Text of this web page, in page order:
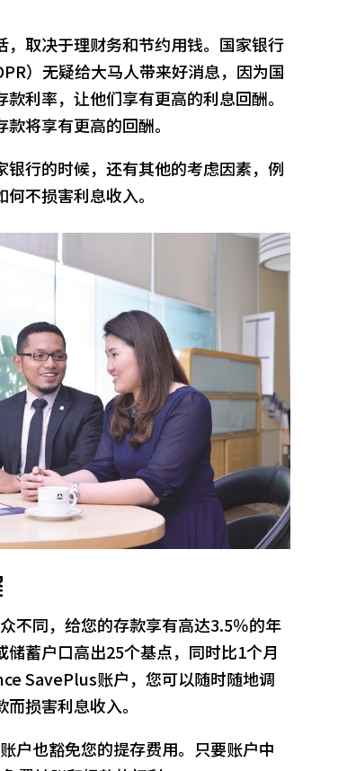
，取决于理财务和节约用钱。国家银行
）无疑给大马人带来好消息，因为国
利率，让他们享有更高的利息回酬。
将享有更高的回酬。
银行的时候，还有其他的考虑因素，例
不损害利息收入。
不同，给您的存款享有高达3.5％的年
蓄户口高出25个基点，同时比1个月
SavePlus账户，您可以随时随地调
损害利息收入。
户也豁免您的提存费用。只要账户中